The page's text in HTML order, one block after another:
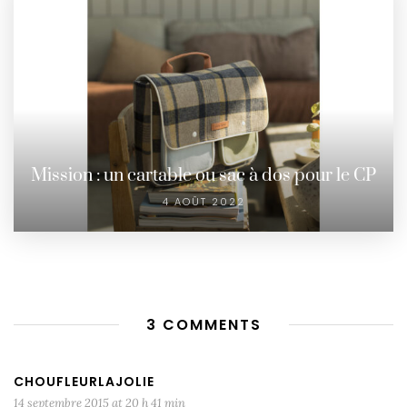
Mission : un cartable ou sac à dos pour le CP
4 AOÛT 2022
3 COMMENTS
CHOUFLEURLAJOLIE
14 septembre 2015 at 20 h 41 min